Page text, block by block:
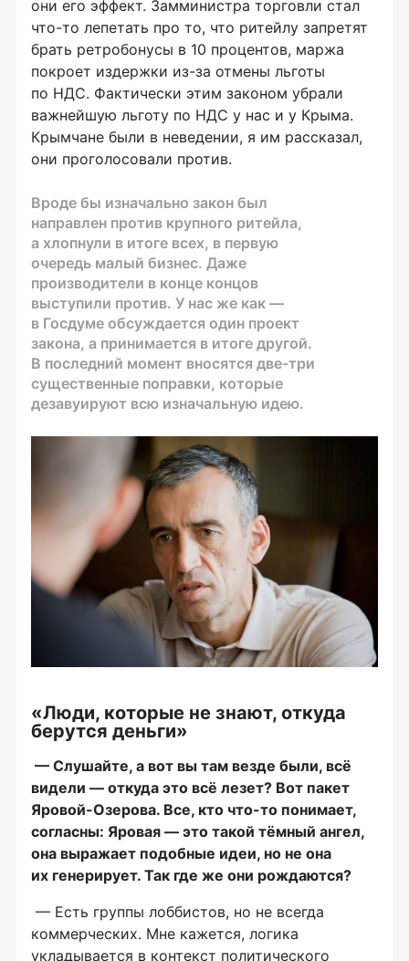
они его эффект. Замминистра торговли стал
что-то лепетать про то, что ритейлу запретят
брать ретробонусы в 10 процентов, маржа
покроет издержки из-за отмены льготы
по НДС. Фактически этим законом убрали
важнейшую льготу по НДС у нас и у Крыма.
Крымчане были в неведении, я им рассказал,
они проголосовали против.
Вроде бы изначально закон был
направлен против крупного ритейла,
а хлопнули в итоге всех, в первую
очередь малый бизнес. Даже
производители в конце концов
выступили против. У нас же как —
в Госдуме обсуждается один проект
закона, а принимается в итоге другой.
В последний момент вносятся две-три
существенные поправки, которые
дезавуируют всю изначальную идею.
«Люди, которые не знают, откуда
берутся деньги»
— Слушайте, а вот вы там везде были, всё
видели — откуда это всё лезет? Вот пакет
Яровой-Озерова. Все, кто что-то понимает,
согласны: Яровая — это такой тёмный ангел,
она выражает подобные идеи, но не она
их генерирует. Так где же они рождаются?
— Есть группы лоббистов, но не всегда
коммерческих. Мне кажется, логика
укладывается в контекст политического